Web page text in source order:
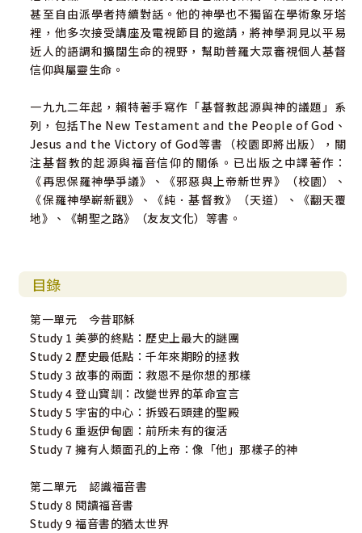
甚至自由派學者持續對話。他的神學也不獨留在學術象牙塔
裡，他多次接受講座及電視節目的邀請，將神學洞見以平易
近人的語調和擴闊生命的視野，幫助普羅大眾審視個人基督
信仰與屬靈生命。
一九九二年起，賴特著手寫作「基督教起源與神的議題」系
列，包括The New Testament and the People of God、
Jesus and the Victory of God等書（校園即將出版），關
注基督教的起源與福音信仰的關係。已出版之中譯著作：
《再思保羅神學爭議》、《邪惡與上帝新世界》（校園）、
《保羅神學嶄新觀》、《純．基督教》（天道）、《翻天覆
地》、《朝聖之路》（友友文化）等書。
目錄
第一單元 今昔耶穌
Study 1 美夢的終點：歷史上最大的謎團
Study 2 歷史最低點：千年來期盼的拯救
Study 3 故事的兩面：救恩不是你想的那樣
Study 4 登山寶訓：改變世界的革命宣言
Study 5 宇宙的中心：拆毀石頭建的聖殿
Study 6 重返伊甸園：前所未有的復活
Study 7 擁有人類面孔的上帝：像「他」那樣子的神
第二單元 認識福音書
Study 8 閱讀福音書
Study 9 福音書的猶太世界